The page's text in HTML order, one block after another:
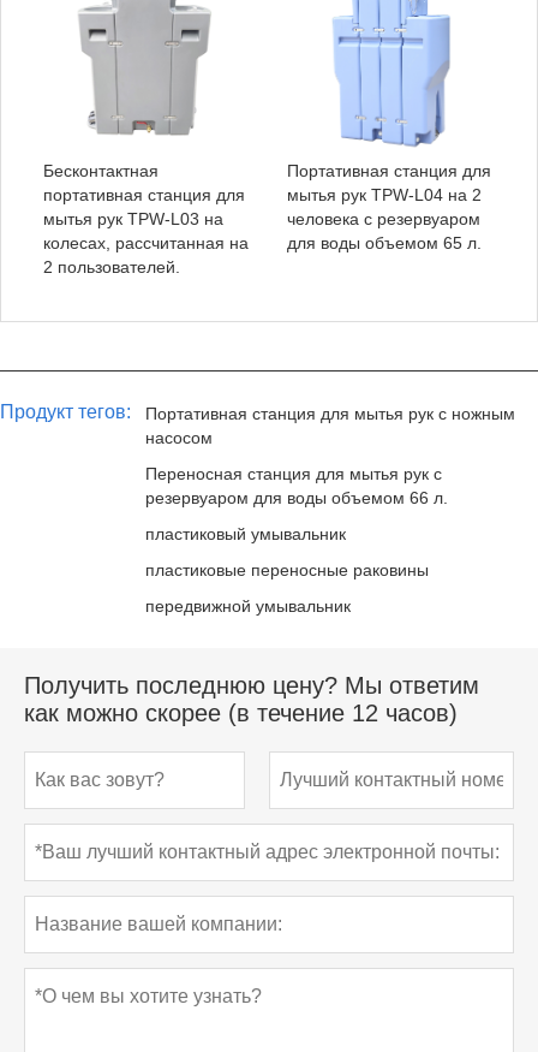
Бесконтактная
портативная станция для
мытья рук TPW-L03 на
колесах, рассчитанная на
2 пользователей.
Портативная станция для
мытья рук TPW-L04 на 2
человека с резервуаром
для воды объемом 65 л.
Продукт тегов:
Портативная станция для мытья рук с ножным
насосом
Переносная станция для мытья рук с
резервуаром для воды объемом 66 л.
пластиковый умывальник
пластиковые переносные раковины
передвижной умывальник
Получить последнюю цену? Мы ответим
как можно скорее (в течение 12 часов)